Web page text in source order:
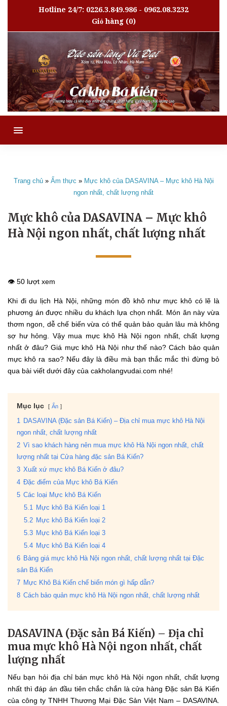
Hotline 24/7: 0226.3.849.986 - 0962.08.3232
Giỏ hàng(0)
MENU
Trang chủ» Ẩm thực » Mực khô của DASAVINA – Mực khô Hà Nội
ngon nhất, chất lượng nhất
Mực khô của DASAVINA – Mực khô
Hà Nội ngon nhất, chất lượng nhất
👁️ 50 lượt xem
Khi đi du lịch Hà Nội, những món đồ khô như mực khô có lẽ là
phương án được nhiều du khách lựa chọn nhất. Món ăn này vừa
thơm ngon, dễ chế biến vừa có thể quản bảo quản lâu mà không
sợ hư hỏng. Vậy mua mực khô Hà Nội ngon nhất, chất lượng
nhất ở đâu? Giá mực khô Hà Nội như thế nào? Cách bảo quản
mực khô ra sao? Nếu đây là điều mà bạn thắc mắc thì đừng bỏ
qua bài viết dưới đây của cakholangvudai.com nhé!
Mục lục Ẩn
1
DASAVINA (Đặc sản Bá Kiến) – Địa chỉ mua mực khô Hà Nội
ngon nhất, chất lượng nhất
2 Vì sao khách hàng nên mua mực khô Hà Nội ngon nhất, chất
lượng nhất tại Cửa hàng đặc sản Bá Kiến?
3 Xuất xứ mực khô Bá Kiến ở đâu?
4 Đặc điểm của Mực khô Bá Kiến
5 Các loại Mực khô Bá Kiến
5.1
Mực khô Bá Kiến loại 1
5.2 Mực khô Bá Kiến loại 2
5.3 Mực khô Bá Kiến loại 3
5.4 Mực khô Bá Kiến loại 4
6 Bảng giá mực khô Hà Nội ngon nhất, chất lượng nhất tại Đặc
sản Bá Kiến
7 Mực Khô Bá Kiến chế biến món gì hấp dẫn?
8 Cách bảo quản mực khô Hà Nội ngon nhất, chất lượng nhất
DASAVINA (Đặc sản Bá Kiến) – Địa chỉ
mua mực khô Hà Nội ngon nhất, chất
lượng nhất
Nếu bạn hỏi địa chỉ bán mực khô Hà Nội ngon nhất, chất lượng
nhất thì đáp án đầu tiên chắc chắn là cửa hàng Đặc sản Bá Kiến
củacông ty TNHH Thương Mại Đặc Sản Việt Nam – DASAVINA.